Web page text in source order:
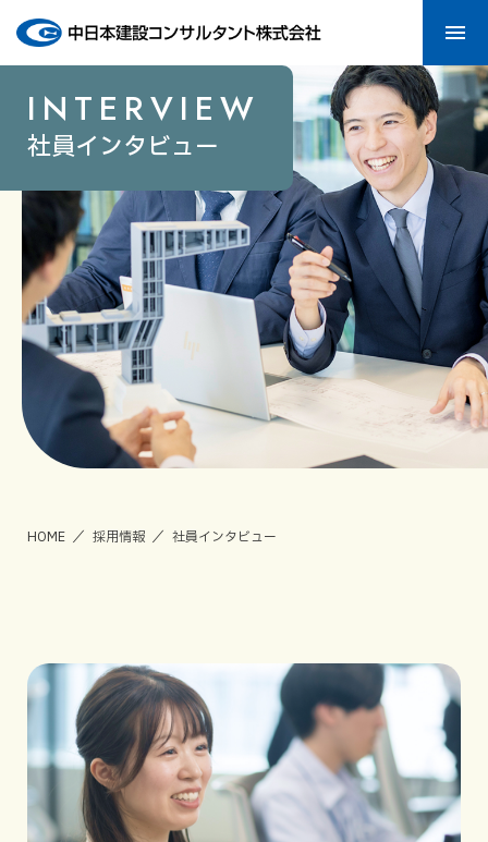
menu
INTERVIEW
社員インタビュー
HOME ／ 採用情報 ／ 社員インタビュー